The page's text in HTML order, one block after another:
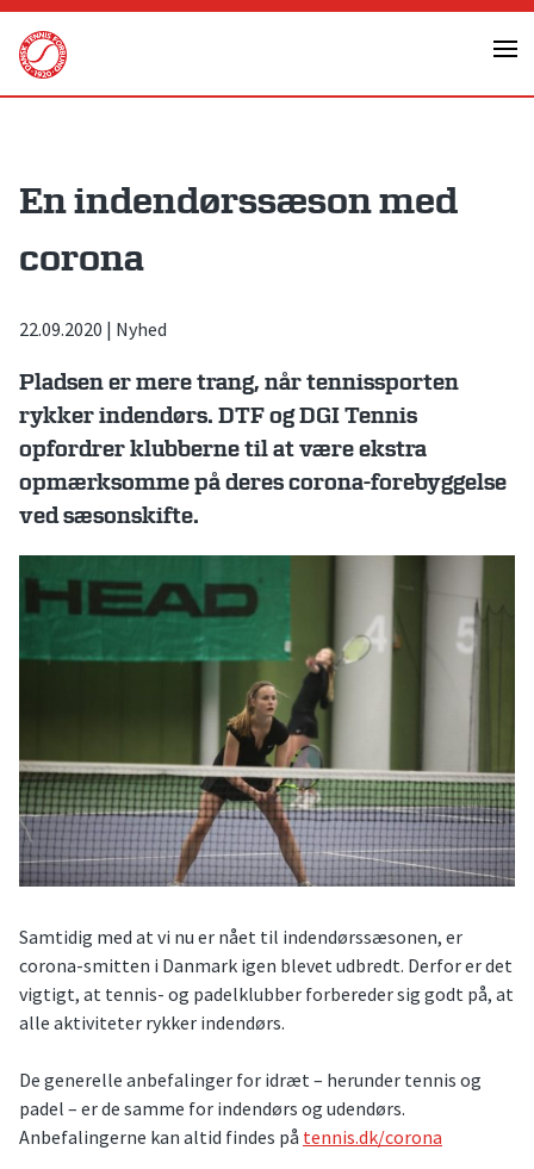
Skip
content
En indendørssæson med
corona
22.09.2020 | Nyhed
Pladsen er mere trang, når tennissporten
rykker indendørs. DTF og DGI Tennis
opfordrer klubberne til at være ekstra
opmærksomme på deres corona-forebyggelse
ved sæsonskifte.
Samtidig med at vi nu er nået til indendørssæsonen, er
corona-smitten i Danmark igen blevet udbredt. Derfor er det
vigtigt, at tennis- og padelklubber forbereder sig godt på, at
alle aktiviteter rykker indendørs.
De generelle anbefalinger for idræt – herunder tennis og
padel – er de samme for indendørs og udendørs.
Anbefalingerne kan altid findes på tennis.dk/corona